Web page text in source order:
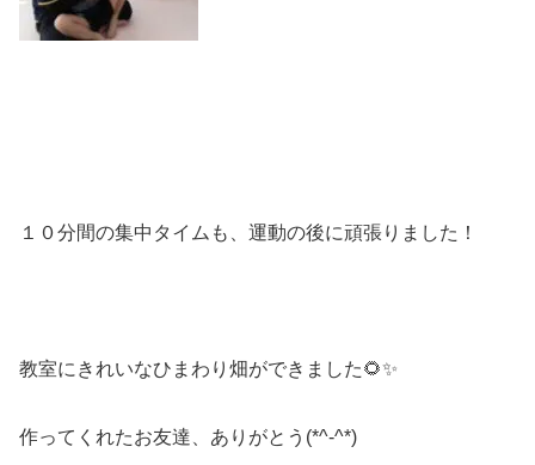
１０分間の集中タイムも、運動の後に頑張りました！
教室にきれいなひまわり畑ができました🌻✨
作ってくれたお友達、ありがとう(*^-^*)